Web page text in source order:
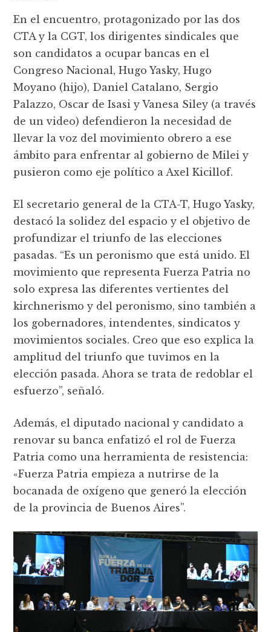
En el encuentro, protagonizado por las dos
CTA y la CGT, los dirigentes sindicales que
son candidatos a ocupar bancas en el
Congreso Nacional, Hugo Yasky, Hugo
Moyano (hijo), Daniel Catalano, Sergio
Palazzo, Oscar de Isasi y Vanesa Siley (a través
de un video) defendieron la necesidad de
llevar la voz del movimiento obrero a ese
ámbito para enfrentar al gobierno de Milei y
pusieron como eje político a Axel Kicillof.
El secretario general de la CTA-T, Hugo Yasky,
destacó la solidez del espacio y el objetivo de
profundizar el triunfo de las elecciones
pasadas. “Es un peronismo que está unido. El
movimiento que representa Fuerza Patria no
solo expresa las diferentes vertientes del
kirchnerismo y del peronismo, sino también a
los gobernadores, intendentes, sindicatos y
movimientos sociales. Creo que eso explica la
amplitud del triunfo que tuvimos en la
elección pasada. Ahora se trata de redoblar el
esfuerzo”, señaló.
Además, el diputado nacional y candidato a
renovar su banca enfatizó el rol de Fuerza
Patria como una herramienta de resistencia:
«Fuerza Patria empieza a nutrirse de la
bocanada de oxígeno que generó la elección
de la provincia de Buenos Aires”.